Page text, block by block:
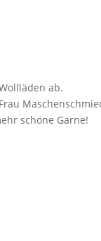
ab.
schöne Garne!